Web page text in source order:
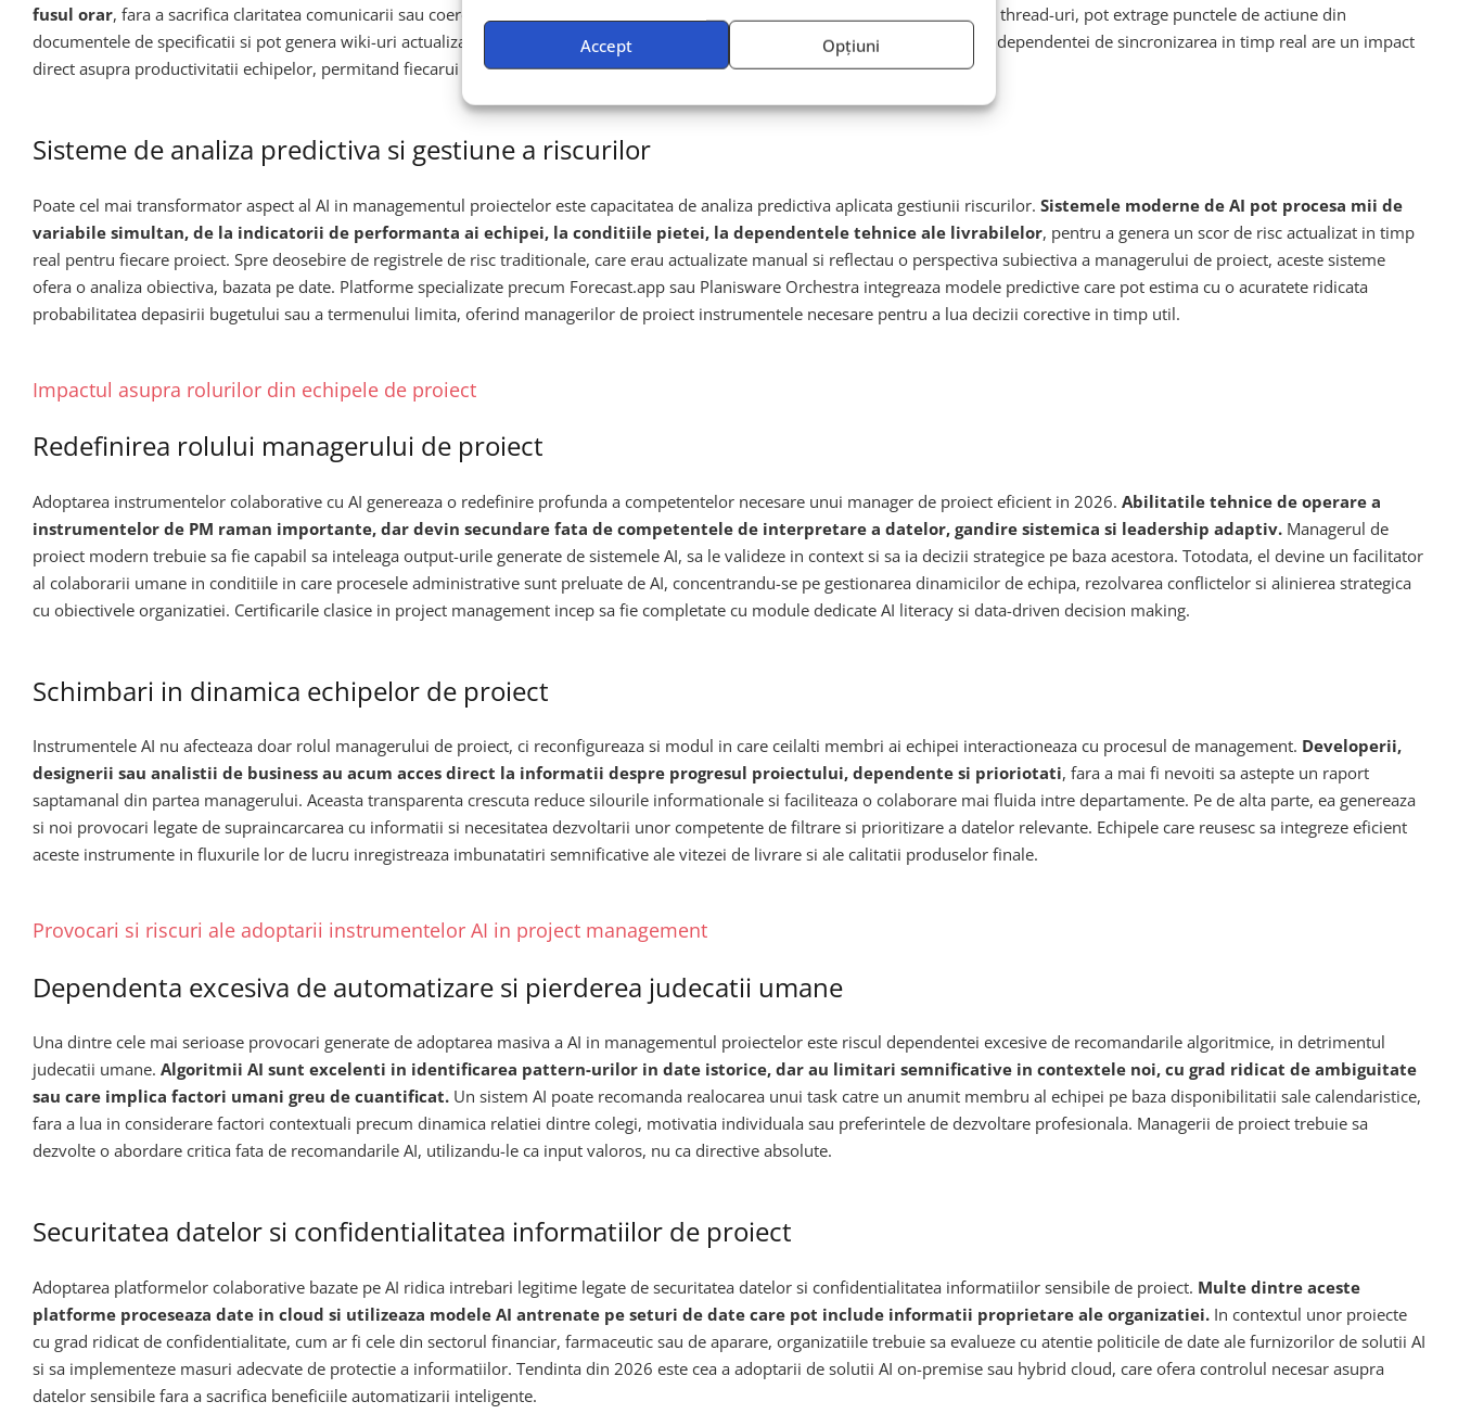
Accept Opțiuni
fusul orar, fara a sacrifica claritatea comunicarii sau coerenta deciziilor. Algoritmii AI pot sintetiza automat conversatiile lungi din thread-uri, pot extrage punctele de actiune din
documentele de specificatii si pot genera wiki-uri actualizate automat pe baza modificarilor aduse proiectului. Aceasta reducere a dependentei de sincronizarea in timp real are un impact
direct asupra productivitatii echipelor, permitand fiecarui membru sa lucreze in intervalele sale de maxima concentrare.
Sisteme de analiza predictiva si gestiune a riscurilor
Poate cel mai transformator aspect al AI in managementul proiectelor este capacitatea de analiza predictiva aplicata gestiunii riscurilor. Sistemele moderne de AI pot procesa mii de
variabile simultan, de la indicatorii de performanta ai echipei, la conditiile pietei, la dependentele tehnice ale livrabilelor, pentru a genera un scor de risc actualizat in timp
real pentru fiecare proiect. Spre deosebire de registrele de risc traditionale, care erau actualizate manual si reflectau o perspectiva subiectiva a managerului de proiect, aceste sisteme
ofera o analiza obiectiva, bazata pe date. Platforme specializate precum Forecast.app sau Planisware Orchestra integreaza modele predictive care pot estima cu o acuratete ridicata
probabilitatea depasirii bugetului sau a termenului limita, oferind managerilor de proiect instrumentele necesare pentru a lua decizii corective in timp util.
Impactul asupra rolurilor din echipele de proiect
Redefinirea rolului managerului de proiect
Adoptarea instrumentelor colaborative cu AI genereaza o redefinire profunda a competentelor necesare unui manager de proiect eficient in 2026. Abilitatile tehnice de operare a
instrumentelor de PM raman importante, dar devin secundare fata de competentele de interpretare a datelor, gandire sistemica si leadership adaptiv. Managerul de
proiect modern trebuie sa fie capabil sa inteleaga output-urile generate de sistemele AI, sa le valideze in context si sa ia decizii strategice pe baza acestora. Totodata, el devine un facilitator
al colaborarii umane in conditiile in care procesele administrative sunt preluate de AI, concentrandu-se pe gestionarea dinamicilor de echipa, rezolvarea conflictelor si alinierea strategica
cu obiectivele organizatiei. Certificarile clasice in project management incep sa fie completate cu module dedicate AI literacy si data-driven decision making.
Schimbari in dinamica echipelor de proiect
Instrumentele AI nu afecteaza doar rolul managerului de proiect, ci reconfigureaza si modul in care ceilalti membri ai echipei interactioneaza cu procesul de management. Developerii,
designerii sau analistii de business au acum acces direct la informatii despre progresul proiectului, dependente si prioriotati, fara a mai fi nevoiti sa astepte un raport
saptamanal din partea managerului. Aceasta transparenta crescuta reduce silourile informationale si faciliteaza o colaborare mai fluida intre departamente. Pe de alta parte, ea genereaza
si noi provocari legate de supraincarcarea cu informatii si necesitatea dezvoltarii unor competente de filtrare si prioritizare a datelor relevante. Echipele care reusesc sa integreze eficient
aceste instrumente in fluxurile lor de lucru inregistreaza imbunatatiri semnificative ale vitezei de livrare si ale calitatii produselor finale.
Provocari si riscuri ale adoptarii instrumentelor AI in project management
Dependenta excesiva de automatizare si pierderea judecatii umane
Una dintre cele mai serioase provocari generate de adoptarea masiva a AI in managementul proiectelor este riscul dependentei excesive de recomandarile algoritmice, in detrimentul
judecatii umane. Algoritmii AI sunt excelenti in identificarea pattern-urilor in date istorice, dar au limitari semnificative in contextele noi, cu grad ridicat de ambiguitate
sau care implica factori umani greu de cuantificat. Un sistem AI poate recomanda realocarea unui task catre un anumit membru al echipei pe baza disponibilitatii sale calendaristice,
fara a lua in considerare factori contextuali precum dinamica relatiei dintre colegi, motivatia individuala sau preferintele de dezvoltare profesionala. Managerii de proiect trebuie sa
dezvolte o abordare critica fata de recomandarile AI, utilizandu-le ca input valoros, nu ca directive absolute.
Securitatea datelor si confidentialitatea informatiilor de proiect
Adoptarea platformelor colaborative bazate pe AI ridica intrebari legitime legate de securitatea datelor si confidentialitatea informatiilor sensibile de proiect. Multe dintre aceste
platforme proceseaza date in cloud si utilizeaza modele AI antrenate pe seturi de date care pot include informatii proprietare ale organizatiei. In contextul unor proiecte
cu grad ridicat de confidentialitate, cum ar fi cele din sectorul financiar, farmaceutic sau de aparare, organizatiile trebuie sa evalueze cu atentie politicile de date ale furnizorilor de solutii AI
si sa implementeze masuri adecvate de protectie a informatiilor. Tendinta din 2026 este cea a adoptarii de solutii AI on-premise sau hybrid cloud, care ofera controlul necesar asupra
datelor sensibile fara a sacrifica beneficiile automatizarii inteligente.